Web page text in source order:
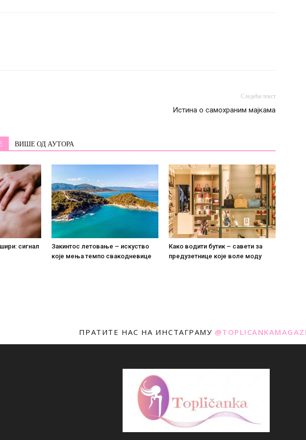
Следећи текст
Истина о самохраним мајкама
ВИШЕ ОД АУТОРА
сигнал
Закинтос летовање – искуство
које мења темпо свакодневице
Како водити бутик – савети за
предузетнице које воле моду
ПРАТИТЕ НАС НА ИНСТАГРАМУ